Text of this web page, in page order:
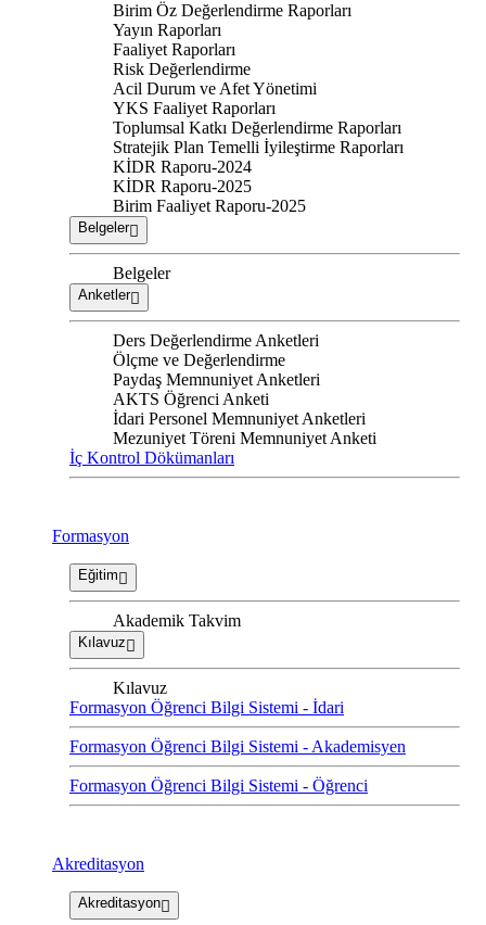
Birim Öz Değerlendirme Raporları
Yayın Raporları
Faaliyet Raporları
Risk Değerlendirme
Acil Durum ve Afet Yönetimi
YKS Faaliyet Raporları
Toplumsal Katkı Değerlendirme Raporları
Stratejik Plan Temelli İyileştirme Raporları
KİDR Raporu-2024
KİDR Raporu-2025
Birim Faaliyet Raporu-2025
Belgeler
Belgeler
Anketler
Ders Değerlendirme Anketleri
Ölçme ve Değerlendirme
Paydaş Memnuniyet Anketleri
AKTS Öğrenci Anketi
İdari Personel Memnuniyet Anketleri
Mezuniyet Töreni Memnuniyet Anketi
İç Kontrol Dökümanları
Formasyon
Eğitim
Akademik Takvim
Kılavuz
Kılavuz
Formasyon Öğrenci Bilgi Sistemi - İdari
Formasyon Öğrenci Bilgi Sistemi - Akademisyen
Formasyon Öğrenci Bilgi Sistemi - Öğrenci
Akreditasyon
Akreditasyon